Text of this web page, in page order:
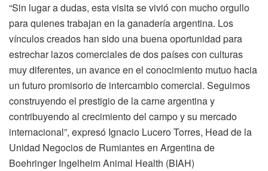
“Sin lugar a dudas, esta visita se vivió con mucho orgullo
para quienes trabajan en la ganadería argentina. Los
vínculos creados han sido una buena oportunidad para
estrechar lazos comerciales de dos países con culturas
muy diferentes, un avance en el conocimiento mutuo hacia
un futuro promisorio de intercambio comercial. Seguimos
construyendo el prestigio de la carne argentina y
contribuyendo al crecimiento del campo y su mercado
internacional”, expresó Ignacio Lucero Torres, Head de la
Unidad Negocios de Rumiantes en Argentina de
Boehringer Ingelheim Animal Health (BIAH)